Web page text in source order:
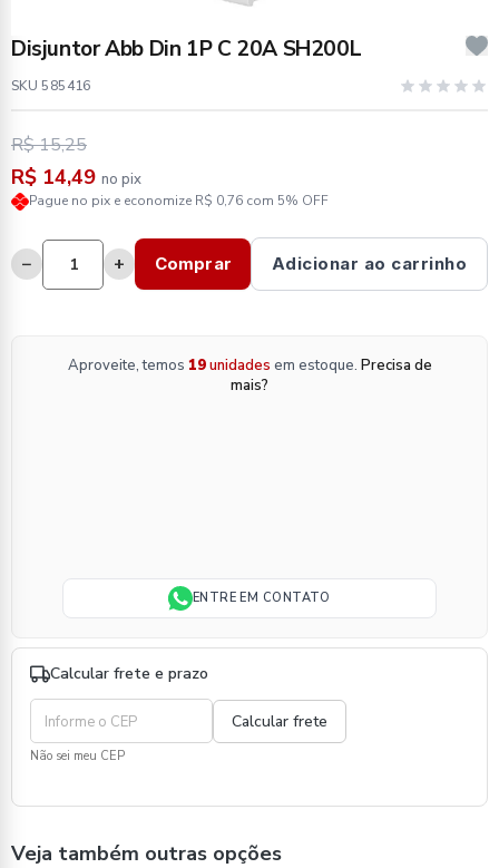
Disjuntor Abb Din 1P C 20A SH200L
SKU 585416
R$ 15,25
R$ 14,49 no pix
Pague no pix e economize R$ 0,76 com 5% OFF
− + Comprar Adicionar ao carrinho
Aproveite, temos 19unidades em estoque. Precisa de
mais?
ENTRE EM CONTATO
Calcular frete e prazo
Não sei meu CEP
Veja também outras opções